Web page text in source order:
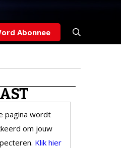
Abonnee
pagina wordt
om jouw
Klik hier